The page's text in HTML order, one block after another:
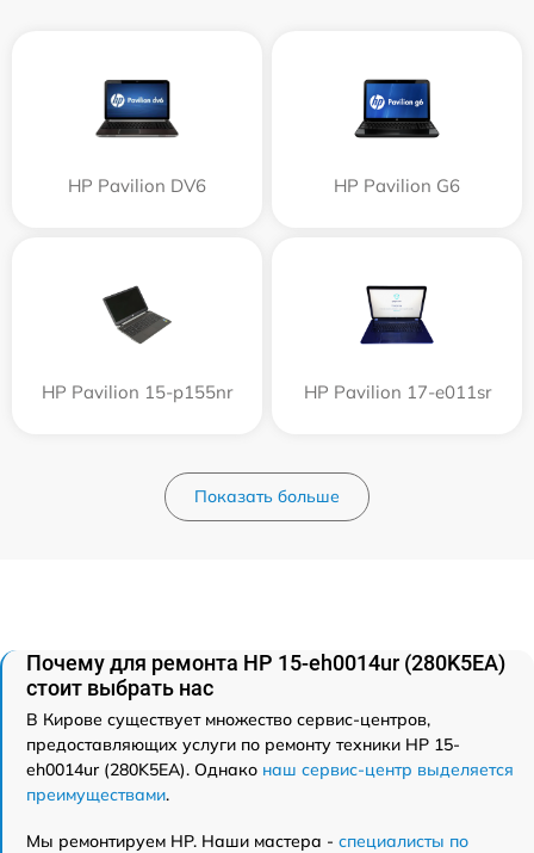
HP Pavilion DV6 HP Pavilion G6
HP Pavilion 15-p155nr HP Pavilion 17-e011sr
Показать больше
Почему для ремонта HP 15-eh0014ur (280K5EA)
стоит выбрать нас
В Кирове существует множество сервис-центров,
предоставляющих услуги по ремонту техники HP 15-
eh0014ur (280K5EA). Однако наш сервис-центр выделяется
преимуществами.
Мы ремонтируем HP. Наши мастера - специалисты по